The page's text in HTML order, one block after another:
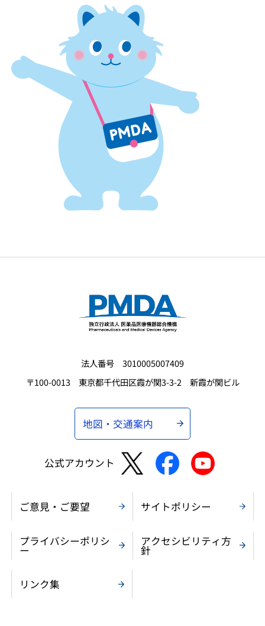
法人番号 3010005007409
〒100-0013 東京都千代田区霞が関3-3-2 新霞が関ビル
地図・交通案内
公式アカウント
ご意見・ご要望 サイトポリシー
プライバシーポリシ
ー
アクセシビリティ方
針
リンク集